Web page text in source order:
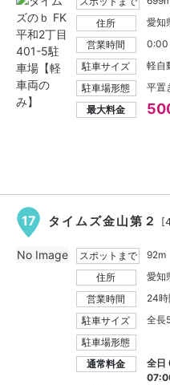
住所
愛知
営業時間
0:00
駐車サイズ
軽自
駐車場形態
平置
最大料金
17 タイムズ金山第２
スポットまで
92m
住所
愛知
営業時間
24
駐車サイズ
全長
駐車場形態
通常料金
全
No Image